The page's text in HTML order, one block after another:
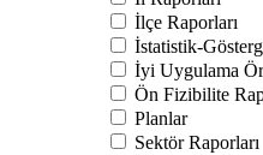
İlçe Raporları
İstatistik-
İyi Uygulama
Ön Fizibilite
Planlar
Sektör Raporları